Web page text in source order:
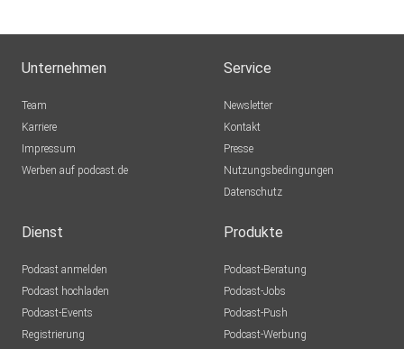
Unternehmen
Team
Karriere
Impressum
Werben auf podcast.de
Service
Newsletter
Kontakt
Presse
Nutzungsbedingungen
Datenschutz
Dienst
Podcast anmelden
Podcast hochladen
Podcast-Events
Registrierung
Produkte
Podcast-Beratung
Podcast-Jobs
Podcast-Push
Podcast-Werbung